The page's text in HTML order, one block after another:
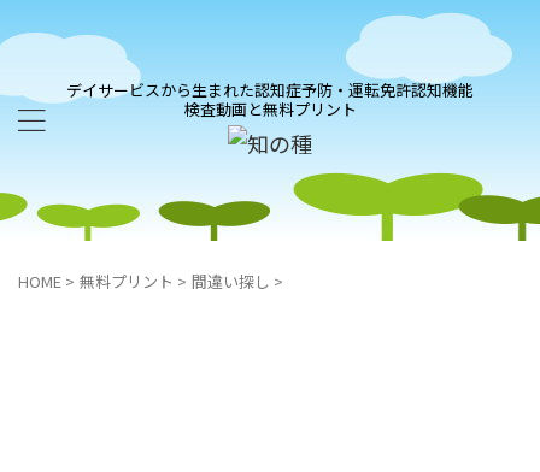
デイサービスから生まれた認知症予防・運転免許認知機能
検査動画と無料プリント
HOME > 無料プリント > 間違い探し >